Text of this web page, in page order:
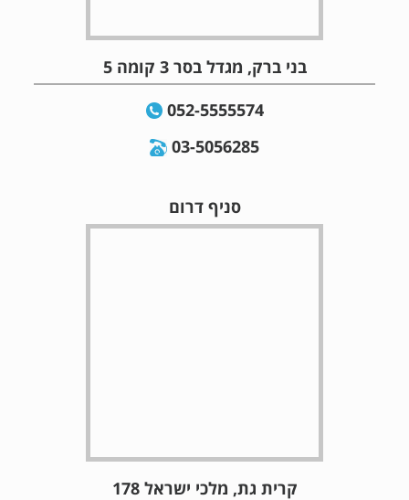
בני ברק, מגדל בסר 3 קומה 5
052-5555574
03-5056285
סניף דרום
קרית גת, מלכי ישראל 178